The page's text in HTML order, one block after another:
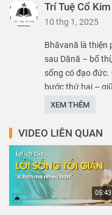
Trí Tuệ Cổ Kim
10 thg 1, 2025
Bhāvanā là thiện
sau Dānā – bố
sống có đạo đức.
bước thứ hai –
phạm vào các
Thể loại :BÀI HỌC
XEM THÊM
VIDEO LIÊN QUAN
05:43